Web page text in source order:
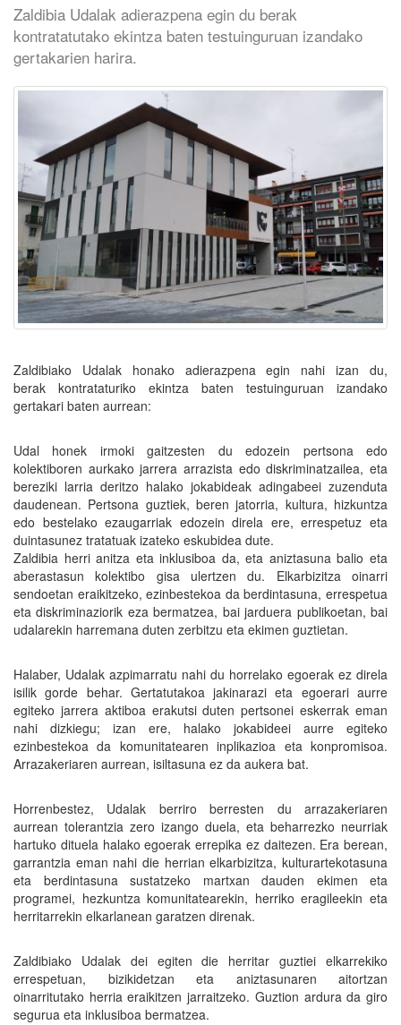
Zaldibia Udalak adierazpena egin du berak
kontratatutako ekintza baten testuinguruan izandako
gertakarien harira.
Zaldibiako Udalak honako adierazpena egin nahi izan du,
berak kontrataturiko ekintza baten testuinguruan izandako
gertakari baten aurrean:
Udal honek irmoki gaitzesten du edozein pertsona edo
kolektiboren aurkako jarrera arrazista edo diskriminatzailea, eta
bereziki larria deritzo halako jokabideak adingabeei zuzenduta
daudenean. Pertsona guztiek, beren jatorria, kultura, hizkuntza
edo bestelako ezaugarriak edozein direla ere, errespetuz eta
duintasunez tratatuak izateko eskubidea dute.
Zaldibia herri anitza eta inklusiboa da, eta aniztasuna balio eta
aberastasun kolektibo gisa ulertzen du. Elkarbizitza oinarri
sendoetan eraikitzeko, ezinbestekoa da berdintasuna, errespetua
eta diskriminaziorik eza bermatzea, bai jarduera publikoetan, bai
udalarekin harremana duten zerbitzu eta ekimen guztietan.
Halaber, Udalak azpimarratu nahi du horrelako egoerak ez direla
isilik gorde behar. Gertatutakoa jakinarazi eta egoerari aurre
egiteko jarrera aktiboa erakutsi duten pertsonei eskerrak eman
nahi dizkiegu; izan ere, halako jokabideei aurre egiteko
ezinbestekoa da komunitatearen inplikazioa eta konpromisoa.
Arrazakeriaren aurrean, isiltasuna ez da aukera bat.
Horrenbestez, Udalak berriro berresten du arrazakeriaren
aurrean tolerantzia zero izango duela, eta beharrezko neurriak
hartuko dituela halako egoerak errepika ez daitezen. Era berean,
garrantzia eman nahi die herrian elkarbizitza, kulturartekotasuna
eta berdintasuna sustatzeko martxan dauden ekimen eta
programei, hezkuntza komunitatearekin, herriko eragileekin eta
herritarrekin elkarlanean garatzen direnak.
Zaldibiako Udalak dei egiten die herritar guztiei elkarrekiko
errespetuan, bizikidetzan eta aniztasunaren aitortzan
oinarritutako herria eraikitzen jarraitzeko. Guztion ardura da giro
segurua eta inklusiboa bermatzea.